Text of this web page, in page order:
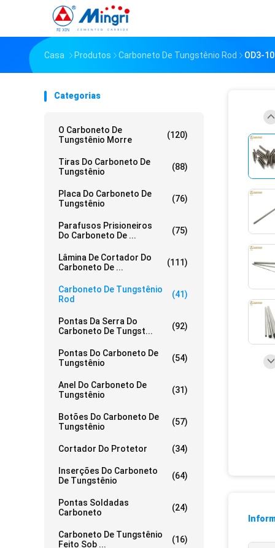
Casa Produtos Carboneto De Tungstênio Rod OD3-
Categorias
O Carboneto De
Tungstênio Morre
(120)
Tiras Do Carboneto De
Tungstênio
(88)
Placa Do Carboneto De
Tungstênio
(76)
Parafusos Prisioneiros
Do Carboneto De ...
(75)
Lâmina De Cortador Do
Carboneto De ...
(111)
Carboneto De Tungstênio
Rod
(41)
Pontas Da Serra Do
Carboneto De Tungst...
(92)
Pontas Do Carboneto De
Tungstênio
(54)
Anel Do Carboneto De
Tungstênio
(31)
Botões Do Carboneto De
Tungstênio
(57)
Cortador Do Protetor (34)
Inserções Do Carboneto
De Tungstênio
(64)
Pontas Soldadas
Carboneto
(24)
Carboneto De Tungstênio
Feito Sob ...
(16)